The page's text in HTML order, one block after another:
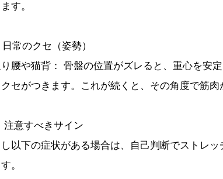
す。
常のクセ（姿勢）
腰や猫背： 骨盤の位置がズレると、重心を安
セがつきます。これが続くと、その角度で筋肉
注意すべきサイン
以下の症状がある場合は、自己判断でストレ
。